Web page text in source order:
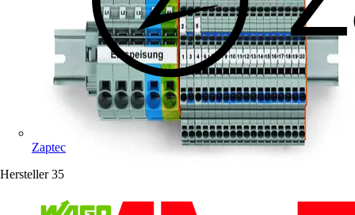
Zaptec
Hersteller 35